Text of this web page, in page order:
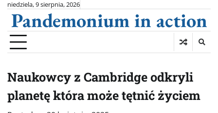
Skip
content
niedziela, 9 sierpnia, 2026
Pandemonium in action
Naukowcy z Cambridge odkryli
planetę która może tętnić życiem